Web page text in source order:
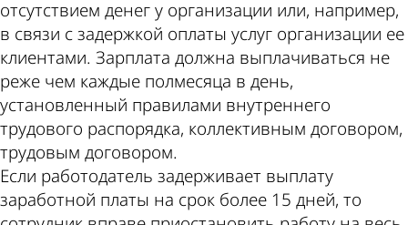
отсутствием денег у организации или, например,
в связи с задержкой оплаты услуг организации ее
клиентами. Зарплата должна выплачиваться не
реже чем каждые полмесяца в день,
установленный правилами внутреннего
трудового распорядка, коллективным договором,
трудовым договором.
Если работодатель задерживает выплату
заработной платы на срок более 15 дней, то